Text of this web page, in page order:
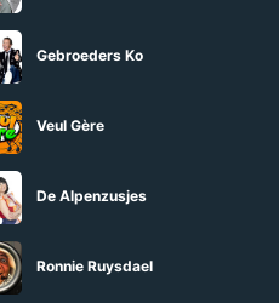
Gebroeders Ko
Veul Gère
De Alpenzusjes
Ronnie Ruysdael